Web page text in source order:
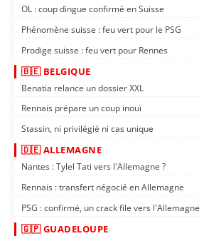
OL : coup dingue confirmé en Suisse
Phénomène suisse : feu vert pour le PSG
Prodige suisse : feu vert pour Rennes
🇧🇪 BELGIQUE
Benatia relance un dossier XXL
Rennais prépare un coup inouï
Stassin, ni privilégié ni cas unique
🇩🇪 ALLEMAGNE
Nantes : Tylel Tati vers l'Allemagne ?
Rennais : transfert négocié en Allemagne
PSG : confirmé, un crack file vers l'Allemagne
🇬🇵 GUADELOUPE